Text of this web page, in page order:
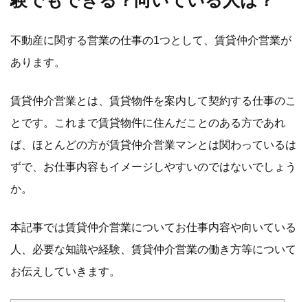
不動産に関する営業の仕事の1つとして、賃貸仲介営業が
あります。
賃貸仲介営業とは、賃貸物件を案内して契約する仕事のこ
とです。これまで賃貸物件に住んだことのある方であれ
ば、ほとんどの方が賃貸仲介営業マンとは関わっているは
ずで、お仕事内容もイメージしやすいのではないでしょう
か。
本記事では賃貸仲介営業についてお仕事内容や向いている
人、必要な知識や経験、賃貸仲介営業の働き方等について
お伝えしていきます。